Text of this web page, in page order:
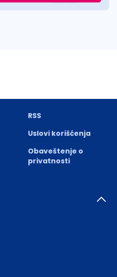
RSS
Uslovi korišćenja
Obaveštenje o
privatnosti